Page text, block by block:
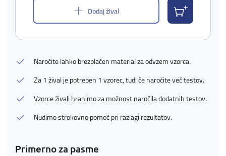
Dodaj žival
Naročite lahko brezplačen material za odvzem vzorca.
Za 1 žival je potreben 1 vzorec, tudi če naročite več testov.
Vzorce živali hranimo za možnost naročila dodatnih testov.
Nudimo strokovno pomoč pri razlagi rezultatov.
Primerno za pasme